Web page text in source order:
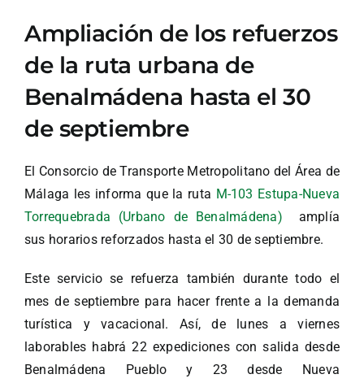
Ampliación de los refuerzos
de la ruta urbana de
Benalmádena hasta el 30
de septiembre
El Consorcio de Transporte Metropolitano del Área de
Málaga les informa que la ruta M-103 Estupa-Nueva
Torrequebrada (Urbano de Benalmádena) amplía
sus horarios reforzados hasta el 30 de septiembre.
Este servicio se refuerza también durante todo el
mes de septiembre para hacer frente a la demanda
turística y vacacional. Así, de lunes a viernes
laborables habrá 22 expediciones con salida desde
Benalmádena Pueblo y 23 desde Nueva